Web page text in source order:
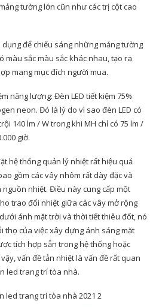
tường lớn cũn như các trị cột cao
dụng để chiếu sáng những mảng tường
màu sắc màu sắc khác nhau, tạo ra
mang mục đích người mua.
năng lượng: Đèn LED tiết kiệm 75%
neon. Đó là lý do vì sao đèn LED có
140 lm / W trong khi MH chỉ có 75 lm /
giờ.
hệ thống quản lý nhiệt rất hiệu quả
gồm các vây nhôm rất dày đặc và
nhiệt. Điều này cung cấp một
trao đổi nhiệt giữa các vây mở rộng
ánh mặt trời và thời tiết thiêu đốt, nó
thọ của việc xây dựng ánh sáng mặt
tích hợp sẵn trong hệ thống hoặc
vấn đề tản nhiệt là vấn đề rất quan
led trang trí tòa nhà.